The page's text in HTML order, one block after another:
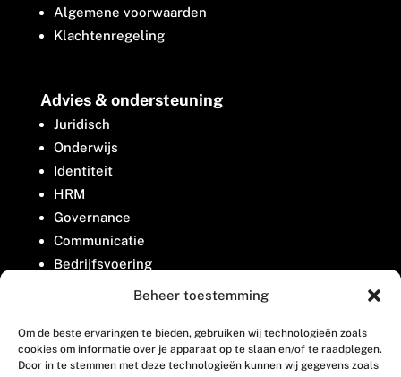
Beheer toestemming
Om de beste ervaringen te bieden, gebruiken wij technologieën zoals
cookies om informatie over je apparaat op te slaan en/of te raadplegen.
Door in te stemmen met deze technologieën kunnen wij gegevens zoals
Algemene voorwaarden
Klachtenregeling
Advies & ondersteuning
Juridisch
Onderwijs
Identiteit
HRM
Governance
Communicatie
Bedrijfsvoering
Belangenbehartiging
Contact